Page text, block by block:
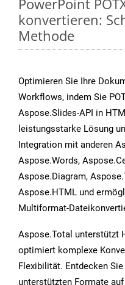
PowerPoint
konvertieren:
Methode
Optimieren Sie Ihre
Workflows, indem Sie
Aspose.Slides-API in
leistungsstarke Lösung
Integration mit anderen
Aspose.Words,
Aspose.Diagram,
Aspose.HTML und
Multiformat-
Aspose.Total unterstützt
optimiert komplexe
Flexibilität. Entdecken
unterstützten Formate